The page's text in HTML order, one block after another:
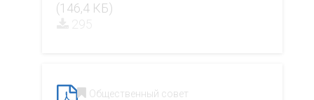
(146,4 КБ)
Общественный совет